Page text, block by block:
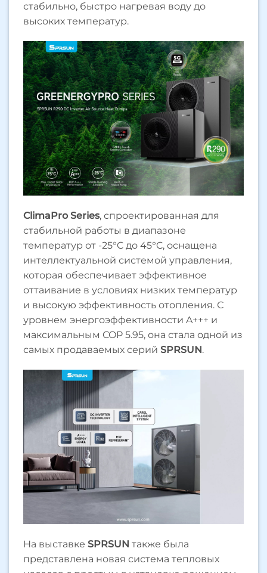
стабильно, быстро нагревая воду до
высоких температур.
ClimaPro Series, спроектированная для
стабильной работы в диапазоне
температур от -25°C до 45°C, оснащена
интеллектуальной системой управления,
которая обеспечивает эффективное
оттаивание в условиях низких температур
и высокую эффективность отопления. С
уровнем энергоэффективности A+++ и
максимальным COP 5.95, она стала одной из
самых продаваемых серий SPRSUN.
На выставке SPRSUN также была
представлена новая система тепловых